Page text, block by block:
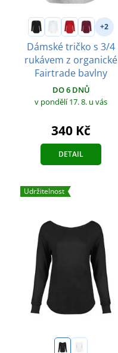
+2
Dámské tričko s 3/4
rukávem z organické
Fairtrade bavlny
DO 6 DNŮ
v pondělí 17. 8. u vás
340 Kč
DETAIL
Udržitelnost